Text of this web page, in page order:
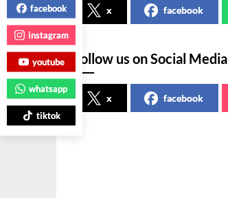
x facebook
Follow us on Social Media
x facebook
facebook
instagram
youtube
whatsapp
tiktok